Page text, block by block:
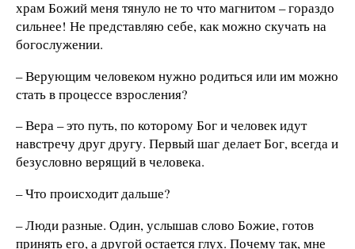
храм Божий меня тянуло не то что магнитом – гораздо
сильнее! Не представляю себе, как можно скучать на
богослужении.
– Верующим человеком нужно родиться или им можно
стать в процессе взросления?
– Вера – это путь, по которому Бог и человек идут
навстречу друг другу. Первый шаг делает Бог, всегда и
безусловно верящий в человека.
– Что происходит дальше?
– Люди разные. Один, услышав слово Божие, готов
принять его, а другой остается глух. Почему так, мне